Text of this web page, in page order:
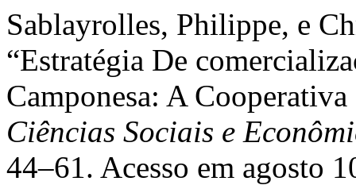
Sablayrolles, Philippe, e
“Estratégia De
Camponesa: A
Ciências Sociais e
44–61. Acesso em agosto